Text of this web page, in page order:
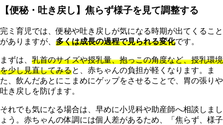
【便秘・吐き戻し】焦らず様子を見て調整する
完ミ育児では、便秘や吐き戻しが気になる時期が出てくること
がありますが、 多くは成長の過程で見られる変化です。
まずは、 乳首のサイズや授乳量、抱っこの角度など、授乳環境
を少し見直してみると、赤ちゃんの負担が軽くなります。ま
た、飲んだあとにこまめにゲップをさせることで、胃の張りや
吐き戻しを防げます。
それでも気になる場合は、早めに小児科や助産師へ相談しまし
ょう。赤ちゃんの体調には個人差があるため、「焦らず、様子